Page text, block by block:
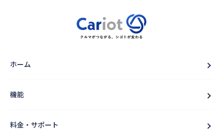
ホーム
機能
料金・サポート